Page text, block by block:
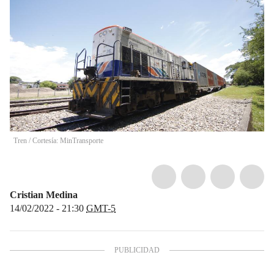
Tren / Cortesía: MinTransporte
Cristian Medina
14/02/2022 - 21:30 GMT-5